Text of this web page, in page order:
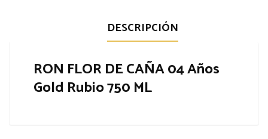
DESCRIPCIÓN
RON FLOR DE CAÑA 04 Años
Gold Rubio 750 ML